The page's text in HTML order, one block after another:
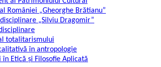
României „Gheorghe Brătianu”
„Silviu Dragomir”
totalitarismului
în antropologie
Etică și Filosofie Aplicată